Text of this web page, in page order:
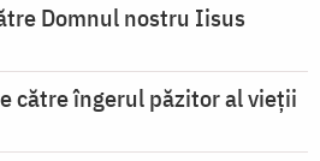
Domnul nostru Iisus
către îngerul păzitor al vieții